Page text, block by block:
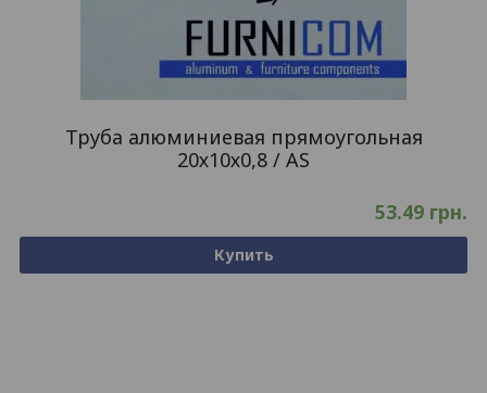
Труба алюминиевая прямоугольная
20х10х0,8 / AS
53.49 грн.
Купить